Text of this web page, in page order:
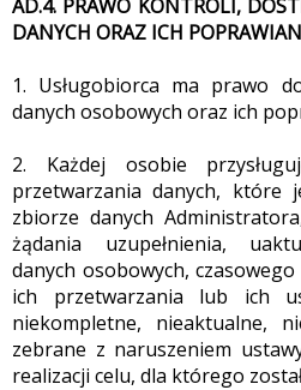
AD.4. PRAWO KONTROLI,
DANYCH ORAZ ICH
1. Usługobiorca ma prawo
danych osobowych oraz ich
2. Każdej osobie
przetwarzania danych, które
zbiorze danych
żądania uzupełnienia,
danych osobowych,
ich przetwarzania lub ich
niekompletne, nieaktualne,
zebrane z naruszeniem
realizacji celu, dla którego